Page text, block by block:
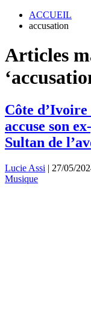
ACCUEIL
accusation
Articles
Côte
accuse son
Sultan de
Lucie Assi | 27/05/
Musique